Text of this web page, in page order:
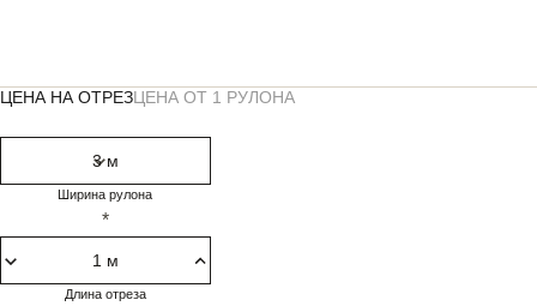
ЦЕНА НА ОТРЕЗЦЕНА ОТ 1 РУЛОНА
Ширина рулона
*
Длина отреза